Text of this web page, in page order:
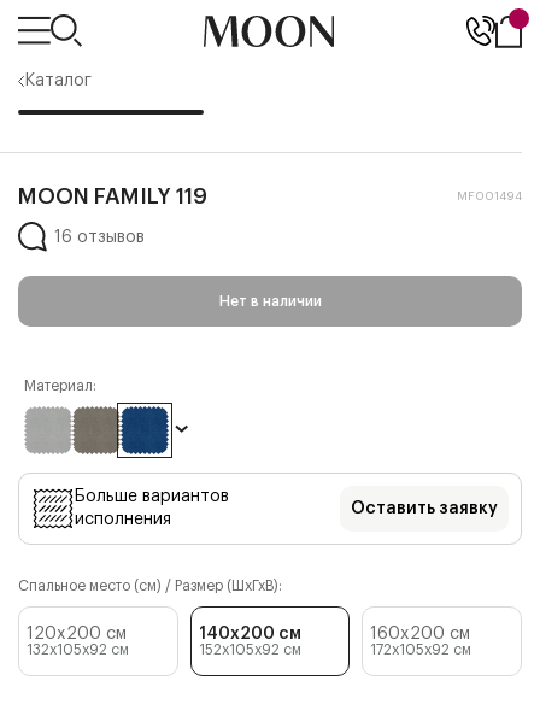
Каталог
MOON FAMILY 119 MF001494
16 отзывов
Нет в наличии
Материал:
Больше вариантов
исполнения
Оставить заявку
Спальное место (см) / Размер (ШхГхВ):
120x200 см
132x105x92 см
140x200 см
152x105x92 см
160x200 см
172x105x92 см